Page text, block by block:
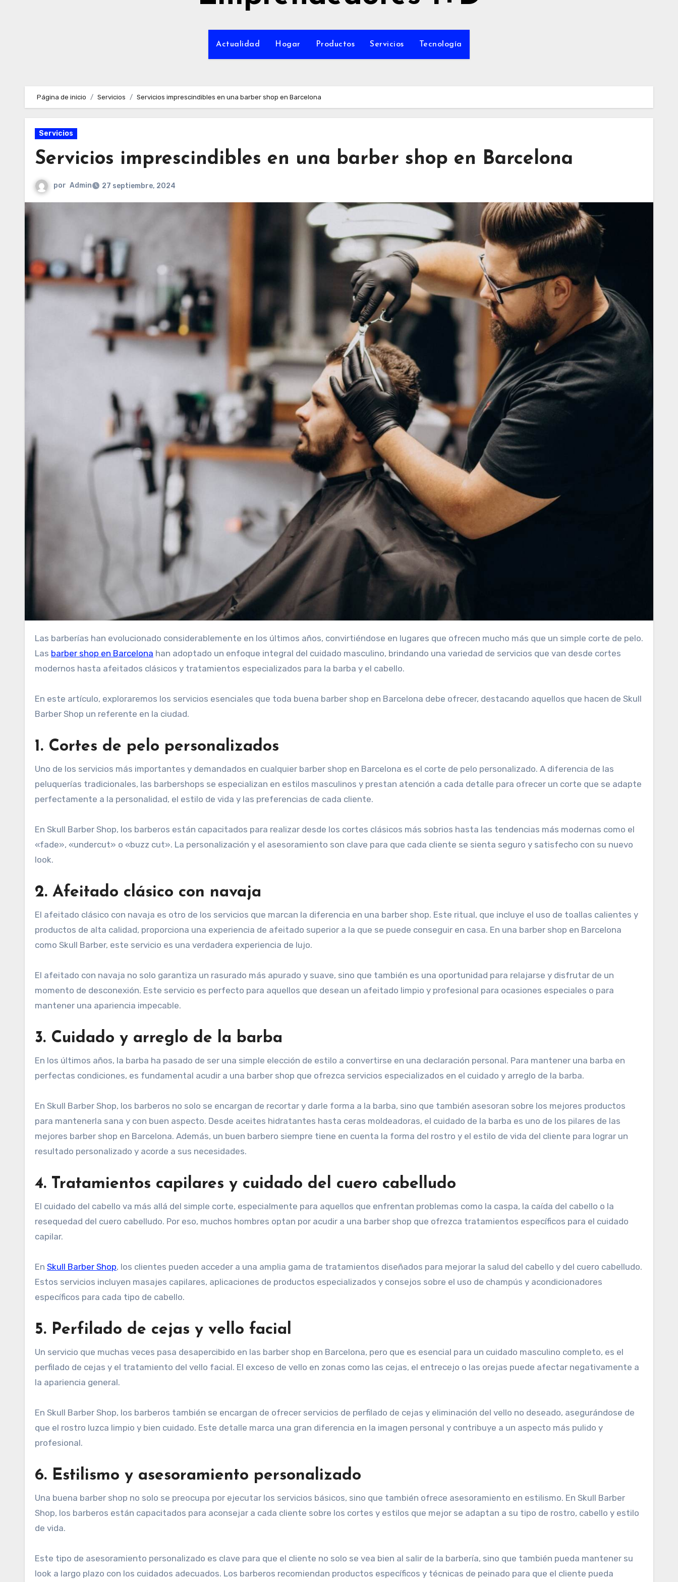
Actualidad Hogar Productos Servicios Tecnología
Página de inicio Servicios Servicios imprescindibles en una barber shop en Barcelona
Servicios
Servicios imprescindibles en una barber shop en Barcelona
por Admin 27 septiembre, 2024
Las barberías han evolucionado considerablemente en los últimos años, convirtiéndose en lugares que ofrecen mucho más que un simple corte de pelo.
Las barber shop en Barcelona han adoptado un enfoque integral del cuidado masculino, brindando una variedad de servicios que van desde cortes
modernos hasta afeitados clásicos y tratamientos especializados para la barba y el cabello.
En este artículo, exploraremos los servicios esenciales que toda buena barber shop en Barcelona debe ofrecer, destacando aquellos que hacen de Skull
Barber Shop un referente en la ciudad.
1. Cortes de pelo personalizados
Uno de los servicios más importantes y demandados en cualquier barber shop en Barcelona es el corte de pelo personalizado. A diferencia de las
peluquerías tradicionales, las barbershops se especializan en estilos masculinos y prestan atención a cada detalle para ofrecer un corte que se adapte
perfectamente a la personalidad, el estilo de vida y las preferencias de cada cliente.
En Skull Barber Shop, los barberos están capacitados para realizar desde los cortes clásicos más sobrios hasta las tendencias más modernas como el
«fade», «undercut» o «buzz cut». La personalización y el asesoramiento son clave para que cada cliente se sienta seguro y satisfecho con su nuevo
look.
2. Afeitado clásico con navaja
El afeitado clásico con navaja es otro de los servicios que marcan la diferencia en una barber shop. Este ritual, que incluye el uso de toallas calientes y
productos de alta calidad, proporciona una experiencia de afeitado superior a la que se puede conseguir en casa. En una barber shop en Barcelona
como Skull Barber, este servicio es una verdadera experiencia de lujo.
El afeitado con navaja no solo garantiza un rasurado más apurado y suave, sino que también es una oportunidad para relajarse y disfrutar de un
momento de desconexión. Este servicio es perfecto para aquellos que desean un afeitado limpio y profesional para ocasiones especiales o para
mantener una apariencia impecable.
3. Cuidado y arreglo de la barba
En los últimos años, la barba ha pasado de ser una simple elección de estilo a convertirse en una declaración personal. Para mantener una barba en
perfectas condiciones, es fundamental acudir a una barber shop que ofrezca servicios especializados en el cuidado y arreglo de la barba.
En Skull Barber Shop, los barberos no solo se encargan de recortar y darle forma a la barba, sino que también asesoran sobre los mejores productos
para mantenerla sana y con buen aspecto. Desde aceites hidratantes hasta ceras moldeadoras, el cuidado de la barba es uno de los pilares de las
mejores barber shop en Barcelona. Además, un buen barbero siempre tiene en cuenta la forma del rostro y el estilo de vida del cliente para lograr un
resultado personalizado y acorde a sus necesidades.
4. Tratamientos capilares y cuidado del cuero cabelludo
El cuidado del cabello va más allá del simple corte, especialmente para aquellos que enfrentan problemas como la caspa, la caída del cabello o la
resequedad del cuero cabelludo. Por eso, muchos hombres optan por acudir a una barber shop que ofrezca tratamientos específicos para el cuidado
capilar.
En Skull Barber Shop, los clientes pueden acceder a una amplia gama de tratamientos diseñados para mejorar la salud del cabello y del cuero cabelludo.
Estos servicios incluyen masajes capilares, aplicaciones de productos especializados y consejos sobre el uso de champús y acondicionadores
específicos para cada tipo de cabello.
5. Perfilado de cejas y vello facial
Un servicio que muchas veces pasa desapercibido en las barber shop en Barcelona, pero que es esencial para un cuidado masculino completo, es el
perfilado de cejas y el tratamiento del vello facial. El exceso de vello en zonas como las cejas, el entrecejo o las orejas puede afectar negativamente a
la apariencia general.
En Skull Barber Shop, los barberos también se encargan de ofrecer servicios de perfilado de cejas y eliminación del vello no deseado, asegurándose de
que el rostro luzca limpio y bien cuidado. Este detalle marca una gran diferencia en la imagen personal y contribuye a un aspecto más pulido y
profesional.
6. Estilismo y asesoramiento personalizado
Una buena barber shop no solo se preocupa por ejecutar los servicios básicos, sino que también ofrece asesoramiento en estilismo. En Skull Barber
Shop, los barberos están capacitados para aconsejar a cada cliente sobre los cortes y estilos que mejor se adaptan a su tipo de rostro, cabello y estilo
de vida.
Este tipo de asesoramiento personalizado es clave para que el cliente no solo se vea bien al salir de la barbería, sino que también pueda mantener su
look a largo plazo con los cuidados adecuados. Los barberos recomiendan productos específicos y técnicas de peinado para que el cliente pueda